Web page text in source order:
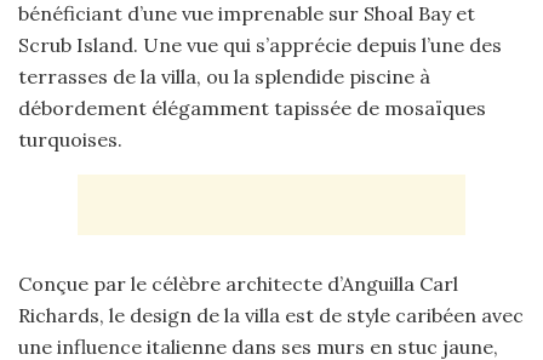
bénéficiant d’une vue imprenable sur Shoal Bay et
Scrub Island. Une vue qui s’apprécie depuis l’une des
terrasses de la villa, ou la splendide piscine à
débordement élégamment tapissée de mosaïques
turquoises.
Conçue par le célèbre architecte d’Anguilla Carl
Richards, le design de la villa est de style caribéen avec
une influence italienne dans ses murs en stuc jaune,